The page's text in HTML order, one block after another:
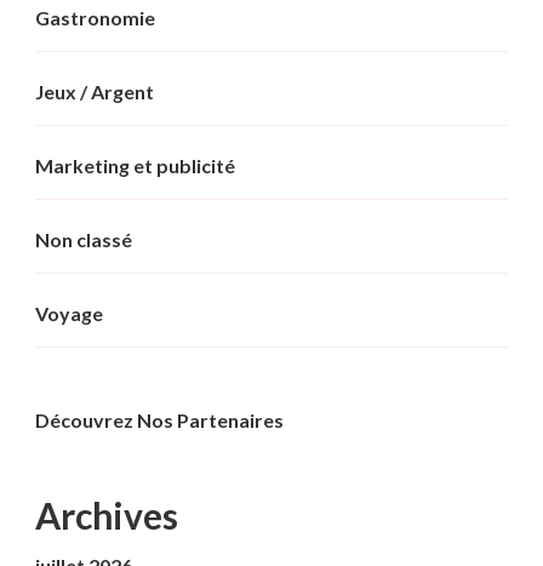
Gastronomie
Jeux / Argent
Marketing et publicité
Non classé
Voyage
Découvrez Nos Partenaires
Archives